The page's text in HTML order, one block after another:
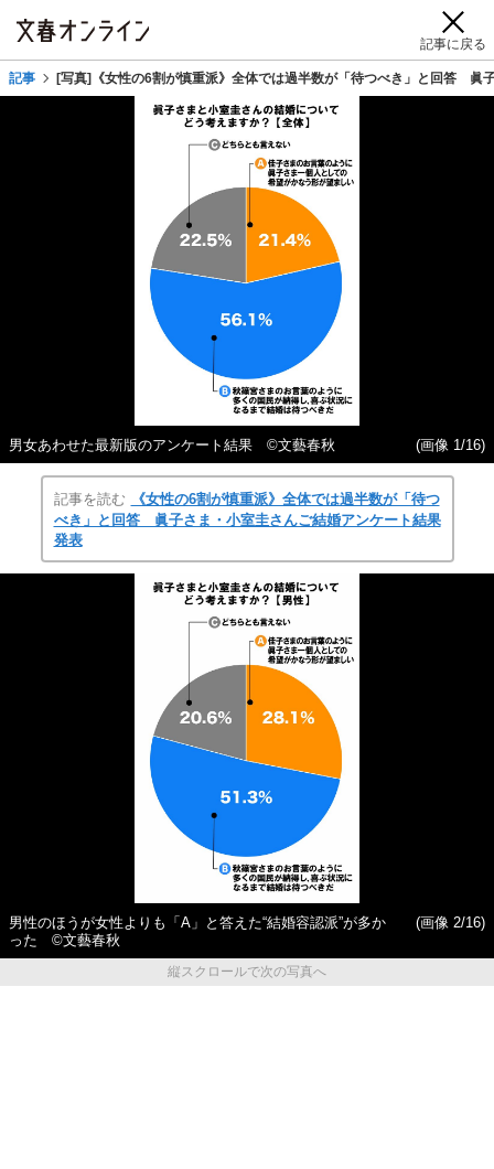
記事に戻る
記事 [写真]《女性の6割が慎重派》全体では過半数が「待つべき」と回答 眞
男女あわせた最新版のアンケート結果 ©文藝春秋 (画像 1/16)
記事を読む
《女性の6割が慎重派》全体では過半数が「待つ
べき」と回答 眞子さま・小室圭さんご結婚アンケート結果
発表
男性のほうが女性よりも「A」と答えた“結婚容認派”が多か
った ©文藝春秋
(画像 2/16)
縦スクロールで次の写真へ